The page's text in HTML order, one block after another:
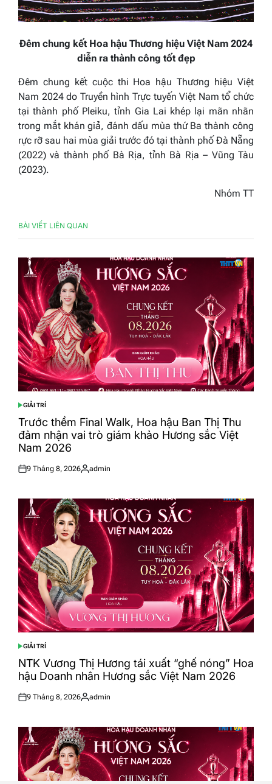
Đêm chung kết Hoa hậu Thương hiệu Việt Nam 2024
diễn ra thành công tốt đẹp
Đêm chung kết cuộc thi Hoa hậu Thương hiệu Việt
Nam 2024 do Truyền hình Trực tuyến Việt Nam tổ chức
tại thành phố Pleiku, tỉnh Gia Lai khép lại mãn nhãn
trong mắt khán giả, đánh dấu mùa thứ Ba thành công
rực rỡ sau hai mùa giải trước đó tại thành phố Đà Nẵng
(2022) và thành phố Bà Rịa, tỉnh Bà Rịa – Vũng Tàu
(2023).
Nhóm TT
BÀI VIẾT LIÊN QUAN
POSTED
IN
GIẢI TRÍ
Trước thềm Final Walk, Hoa hậu Ban Thị Thu
đảm nhận vai trò giám khảo Hương sắc Việt
Nam 2026
Posted
9 Tháng 8, 2026
Posted
admin
POSTED
IN
GIẢI TRÍ
NTK Vương Thị Hương tái xuất “ghế nóng” Hoa
hậu Doanh nhân Hương sắc Việt Nam 2026
Posted
9 Tháng 8, 2026
Posted
admin